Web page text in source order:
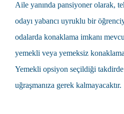
Aile yanında pansiyoner olarak,
odayı yabancı uyruklu bir
odalarda konaklama imkanı
yemekli veya yemeksiz
Yemekli opsiyon seçildiği
uğraşmanıza gerek kalmayacaktır.